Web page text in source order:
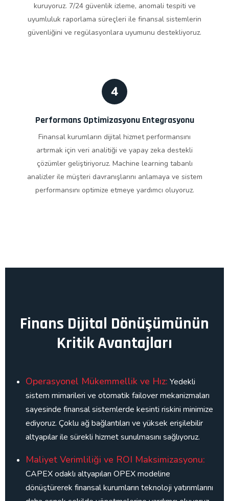
kuruyoruz. 7/24 güvenlik izleme, anomali tespiti ve
uyumluluk raporlama süreçleri ile finansal sistemlerin
güvenliğini ve regülasyonlara uyumunu destekliyoruz.
4
Performans Optimizasyonu Entegrasyonu
Finansal kurumların dijital hizmet performansını
artırmak için veri analitiği ve yapay zeka destekli
çözümler geliştiriyoruz. Machine learning tabanlı
analizler ile müşteri davranışlarını anlamaya ve sistem
performansını optimize etmeye yardımcı oluyoruz.
Finans Dijital Dönüşümünün
Kritik Avantajları
Operasyonel Mükemmellik ve Hız: Yedekli
sistem mimarileri ve otomatik failover mekanizmaları
sayesinde finansal sistemlerde kesinti riskini minimize
ediyoruz. Çoklu ağ bağlantıları ve yüksek erişilebilir
altyapılar ile sürekli hizmet sunulmasını sağlıyoruz.
Maliyet Verimliliği ve ROI Maksimizasyonu:
CAPEX odaklı altyapıları OPEX modeline
dönüştürerek finansal kurumların teknoloji yatırımlarını